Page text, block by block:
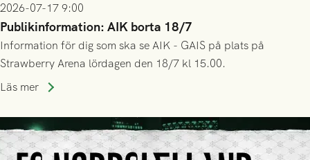
2026-07-17 9:00
Publikinformation: AIK borta 18/7
Information för dig som ska se AIK - GAIS på plats på
Strawberry Arena lördagen den 18/7 kl 15.00.
Läs mer